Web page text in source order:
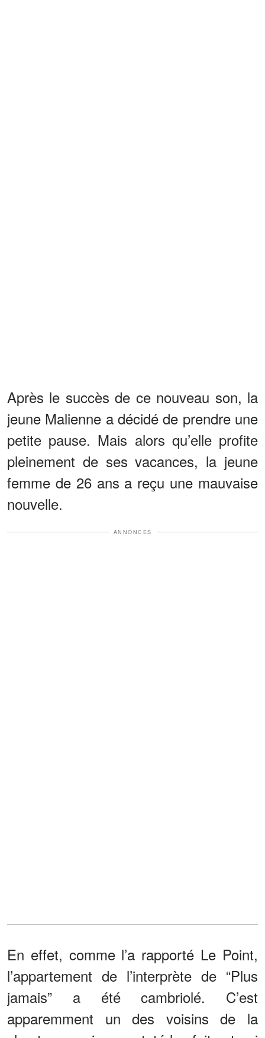
Après le succès de ce nouveau son, la
jeune Malienne a décidé de prendre une
petite pause. Mais alors qu’elle profite
pleinement de ses vacances, la jeune
femme de 26 ans a reçu une mauvaise
nouvelle.
ANNONCES
En effet, comme l’a rapporté Le Point,
l’appartement de l’interprète de “Plus
jamais” a été cambriolé. C’est
apparemment un des voisins de la